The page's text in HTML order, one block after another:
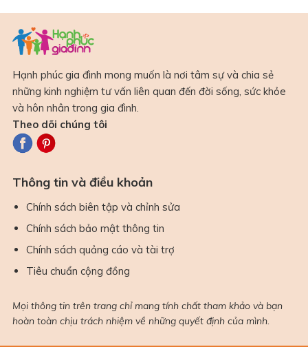
Hạnh phúc gia đình mong muốn là nơi tâm sự và chia sẻ
những kinh nghiệm tư vấn liên quan đến đời sống, sức khỏe
và hôn nhân trong gia đình.
Theo dõi chúng tôi
Thông tin và điều khoản
Chính sách biên tập và chỉnh sửa
Chính sách bảo mật thông tin
Chính sách quảng cáo và tài trợ
Tiêu chuẩn cộng đồng
Mọi thông tin trên trang chỉ mang tính chất tham khảo và bạn
hoàn toàn chịu trách nhiệm về những quyết định của mình.